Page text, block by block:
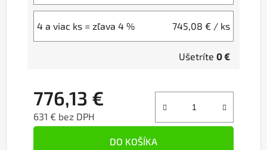
4 a viac ks = zľava 4 % 745,08 € / ks
Ušetríte 0 €
776,13 €
631 € bez DPH
DO KOŠÍKA